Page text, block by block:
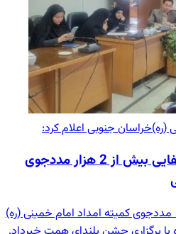
(ره)خراسان جنوبی اعلام کرد:
جشن بلندای همت؛ خودکفایی بیش از 2 هزار مددجوی
عرب از خودکفایی ۲ هزارو ۱۳۶ مددجوی کمیته امداد امام خمینی (ره)